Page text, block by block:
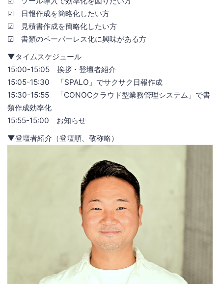
☑ 日報作成を簡略化したい方
☑ 見積書作成を簡略化したい方
☑ 書類のペーパーレス化に興味がある方
▼タイムスケジュール
15:00-15:05 挨拶・登壇者紹介
15:05-15:30 「SPALO」でサクサク日報作成
15:30-15:55 「CONOCクラウド型業務管理システム」で書
類作成効率化
15:55-15:00 お知らせ
▼登壇者紹介（登壇順、敬称略）